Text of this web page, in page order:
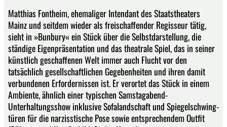
Matthias Fontheim, ehemaliger Intendant des Staatstheaters
Mainz und seitdem wieder als freischaffender Regisseur tätig,
sieht in »Bunbury« ein Stück über die Selbstdarstellung, die
ständige Eigenpräsentation und das theatrale Spiel, das in seiner
künstlich geschaffenen Welt immer auch Flucht vor den
tatsächlich gesellschaftlichen Gegebenheiten und ihren damit
verbundenen Erfordernissen ist. Er verortet das Stück in einem
Ambiente, ähnlich einer typischen Samstagabend-
Unterhaltungsshow inklusive Sofalandschaft und Spiegelschwing-
türen für die narzisstische Pose sowie entsprechendem Outfit